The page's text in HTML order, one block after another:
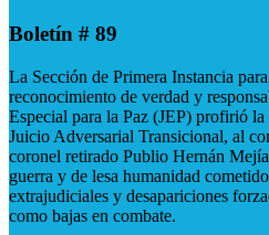
Boletín # 89
La Sección de Primera Instancia
reconocimiento de verdad y
Especial para la Paz (JEP) profirió
Juicio Adversarial Transicional, al
coronel retirado Publio Hernán
guerra y de lesa humanidad
extrajudiciales y desapariciones
como bajas en combate.